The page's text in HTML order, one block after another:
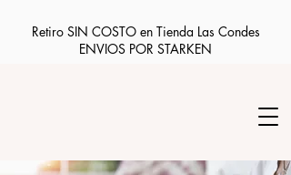
Retiro SIN COSTO en Tienda Las Condes
ENVIOS POR STARKEN